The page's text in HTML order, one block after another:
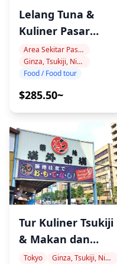
Lelang Tuna &
Kuliner Pasar
Toyosu & Tsukiji
Area Sekitar Pasar Toyosu
Ginza, Tsukiji, Nihonbashi
Food / Food tour
$285.50~
Tur Kuliner Tsukiji
& Makan dan
Ngobrol bersama
Tokyo
Ginza, Tsukiji, Nihonbashi